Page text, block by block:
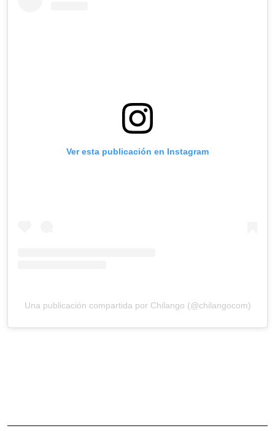
Ver esta publicación en Instagram
Una publicación compartida por Chilango (@chilangocom)